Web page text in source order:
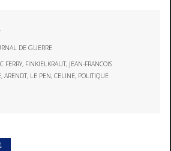
DE GUERRE
FERRY, FINKIELKRAUT, JEAN-FRANCOIS
,ARENDT, LE PEN,CELINE, POLITIQUE